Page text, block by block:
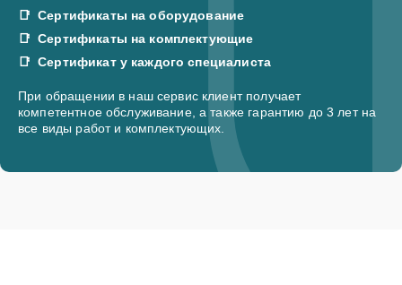
Сертификаты на оборудование
Сертификаты на комплектующие
Сертификат у каждого специалиста
При обращении в наш сервис клиент получает
компетентное обслуживание, а также гарантию до 3 лет на
все виды работ и комплектующих.